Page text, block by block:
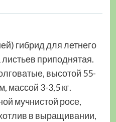
гибрид для летнего
листьев приподнятая.
высотой 55-
массой 3-3,5 кг.
мучнистой росе,
в выращивании,